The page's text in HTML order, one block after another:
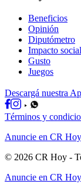
Beneficios
Opinión
Diputómetro
Impacto social
Gusto
Juegos
Descargá nuestra
Términos y
Anuncie en CR Hoy
© 2026 CR Hoy -
Anuncie en CR Hoy